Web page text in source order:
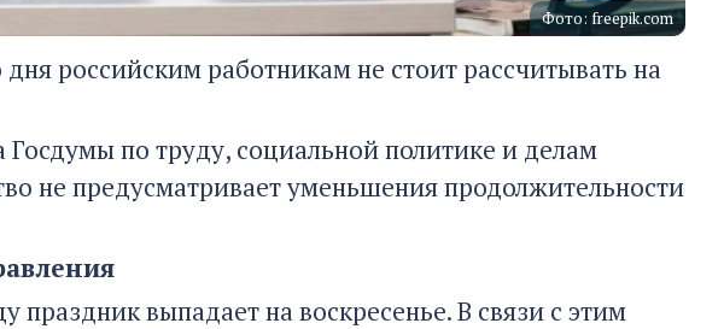
Фото: freepik.com
российским работникам не стоит рассчитывать на
Госдумы по труду, социальной политике и делам
не предусматривает уменьшения продолжительности
праздник выпадает на воскресенье. В связи с этим